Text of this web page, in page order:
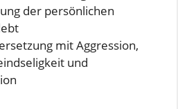
der persönlichen
mit Aggression,
und